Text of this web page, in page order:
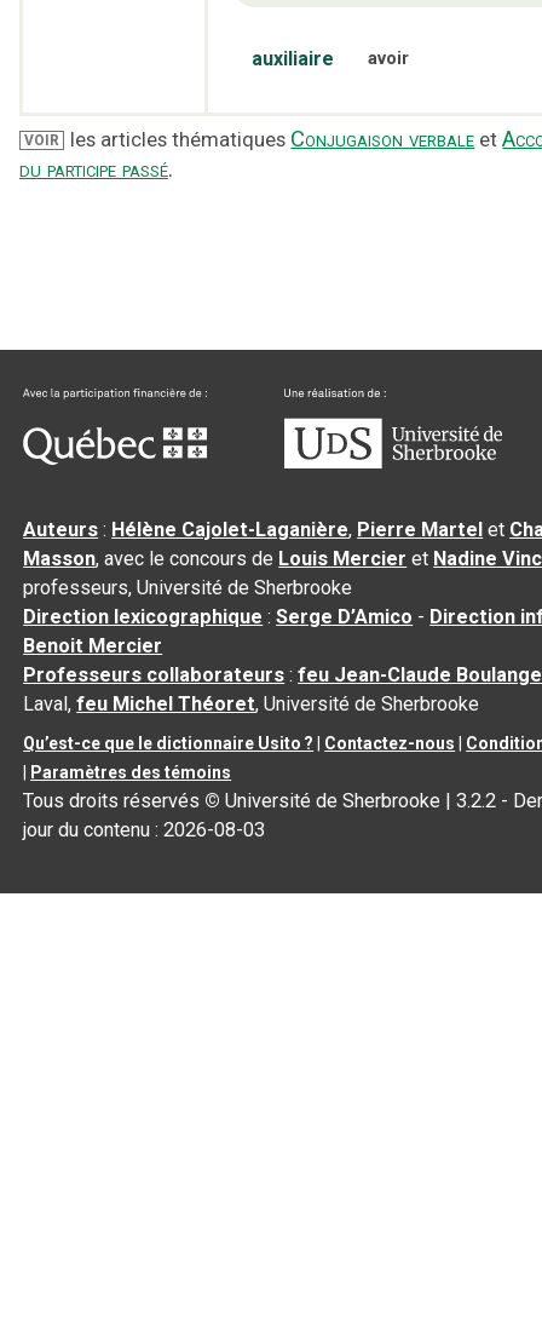
auxiliaire avoir
VOIR les articles thématiques Conjugaison verbale et
du participe passé.
Auteurs : Hélène Cajolet-Laganière, Pierre Martel et
Masson, avec le concours de Louis Mercier et Nadine
professeurs, Université de Sherbrooke
Direction lexicographique :Serge D’Amico - Direction
Benoit Mercier
Professeurs collaborateurs :feu Jean-Claude
Laval,feu Michel Théoret, Université de Sherbrooke
Qu’est-ce que le dictionnaire Usito ? | Contactez-nous |
| Paramètres des témoins
Tous droits réservés © Université de Sherbrooke |3.2.2 -
jour du contenu :2026-08-03